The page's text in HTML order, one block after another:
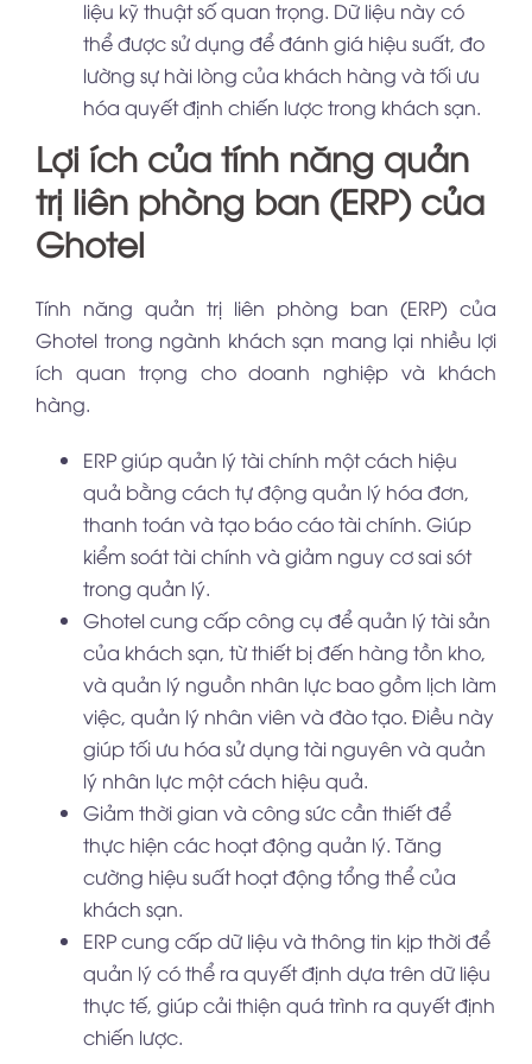
liệu kỹ thuật số quan trọng. Dữ liệu này có
thể được sử dụng để đánh giá hiệu suất, đo
lường sự hài lòng của khách hàng và tối ưu
hóa quyết định chiến lược trong khách sạn.
Lợi ích của tính năng quản
trị liên phòng ban (ERP) của
Ghotel
Tính năng quản trị liên phòng ban (ERP) của
Ghotel trong ngành khách sạn mang lại nhiều lợi
ích quan trọng cho doanh nghiệp và khách
hàng.
ERP giúp quản lý tài chính một cách hiệu
quả bằng cách tự động quản lý hóa đơn,
thanh toán và tạo báo cáo tài chính. Giúp
kiểm soát tài chính và giảm nguy cơ sai sót
trong quản lý.
Ghotel cung cấp công cụ để quản lý tài sản
của khách sạn, từ thiết bị đến hàng tồn kho,
và quản lý nguồn nhân lực bao gồm lịch làm
việc, quản lý nhân viên và đào tạo. Điều này
giúp tối ưu hóa sử dụng tài nguyên và quản
lý nhân lực một cách hiệu quả.
Giảm thời gian và công sức cần thiết để
thực hiện các hoạt động quản lý. Tăng
cường hiệu suất hoạt động tổng thể của
khách sạn.
ERP cung cấp dữ liệu và thông tin kịp thời để
quản lý có thể ra quyết định dựa trên dữ liệu
thực tế, giúp cải thiện quá trình ra quyết định
chiến lược.